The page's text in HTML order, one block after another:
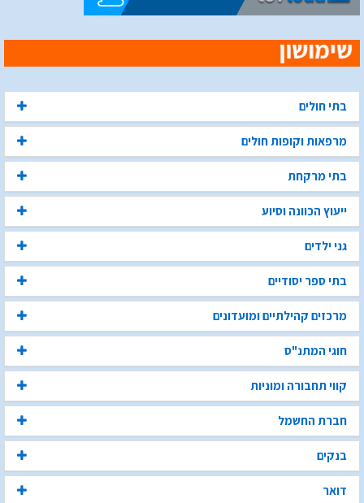
בתי חולים
מרפאות וקופות חולים
בתי מרקחת
ייעוץ הכוונה וסיוע
גני ילדים
בתי ספר יסודיים
מרכזים קהילתיים ומועדונים
חוגי המתנ"ס
קווי תחבורה ומוניות
חברת החשמל
בנקים
דואר